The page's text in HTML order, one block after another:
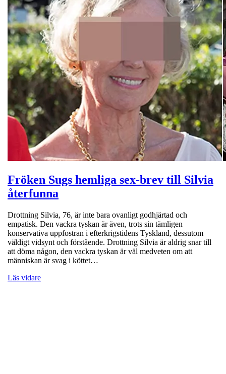
Fröken Sugs hemliga sex-brev till Silvia
återfunna
Drottning Silvia, 76, är inte bara ovanligt godhjärtad och
empatisk. Den vackra tyskan är även, trots sin tämligen
konservativa uppfostran i efterkrigstidens Tyskland, dessutom
väldigt vidsynt och förstående. Drottning Silvia är aldrig snar till
att döma någon, den vackra tyskan är väl medveten om att
människan är svag i köttet…
Läs vidare